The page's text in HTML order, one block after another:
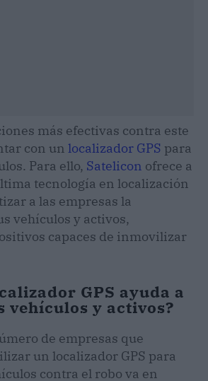
más efectivas contra este
con un localizador GPS para
Para ello, Satelicon ofrece a
tecnología en localización
a las empresas la
vehículos y activos,
capaces de inmovilizar
GPS ayuda a
vehículos y activos?
de empresas que
un localizador GPS para
contra el robo va en